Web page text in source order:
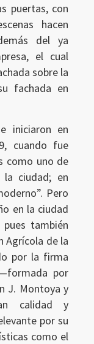
puertas, con
hacen
del ya
el cual
sobre la
fachada en
iniciaron en
cuando fue
como uno de
ciudad; en
Pero
en la ciudad
también
Agrícola de la
por la firma
por
J. Montoya y
calidad y
por su
como el